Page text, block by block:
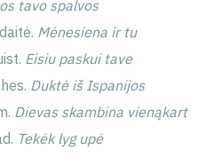
tavo spalvos
Mėnesiena ir tu
Eisiu paskui tave
Duktė iš Ispanijos
Dievas skambina vienąkart
Tekėk lyg upė